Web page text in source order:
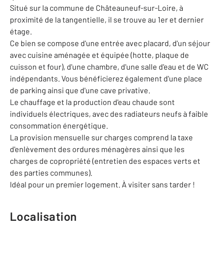
Situé sur la commune de Châteauneuf-sur-Loire, à
proximité de la tangentielle, il se trouve au 1er et dernier
étage.
Ce bien se compose d'une entrée avec placard, d'un séjour
avec cuisine aménagée et équipée (hotte, plaque de
cuisson et four), d'une chambre, d'une salle d'eau et de WC
indépendants. Vous bénéficierez également d'une place
de parking ainsi que d'une cave privative.
Le chauffage et la production d'eau chaude sont
individuels électriques, avec des radiateurs neufs à faible
consommation énergétique.
La provision mensuelle sur charges comprend la taxe
d'enlèvement des ordures ménagères ainsi que les
charges de copropriété (entretien des espaces verts et
des parties communes).
Idéal pour un premier logement. À visiter sans tarder !
Localisation